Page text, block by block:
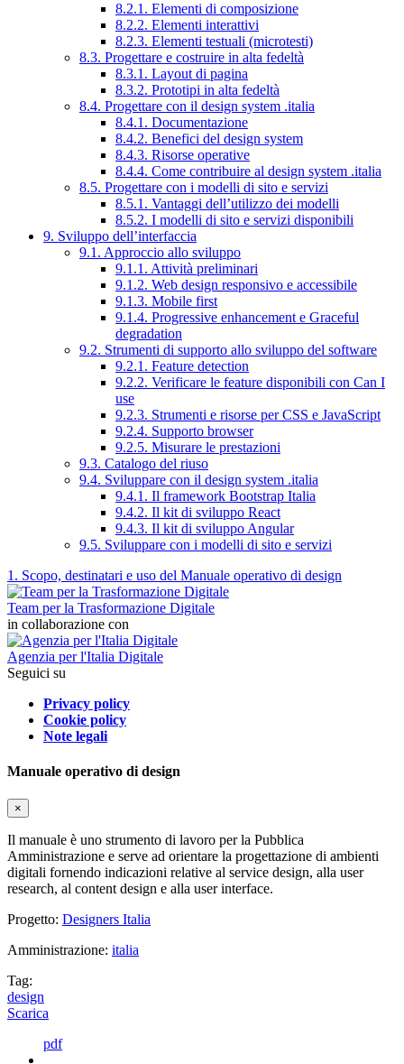
8.2.1. Elementi di composizione
8.2.2. Elementi interattivi
8.2.3. Elementi testuali (microtesti)
8.3. Progettare e costruire in alta fedeltà
8.3.1. Layout di pagina
8.3.2. Prototipi in alta fedeltà
8.4. Progettare con il design system .italia
8.4.1. Documentazione
8.4.2. Benefici del design system
8.4.3. Risorse operative
8.4.4. Come contribuire al design system .italia
8.5. Progettare con i modelli di sito e servizi
8.5.1. Vantaggi dell’utilizzo dei modelli
8.5.2. I modelli di sito e servizi disponibili
9. Sviluppo dell’interfaccia
9.1. Approccio allo sviluppo
9.1.1. Attività preliminari
9.1.2. Web design responsivo e accessibile
9.1.3. Mobile first
9.1.4. Progressive enhancement e Graceful
degradation
9.2. Strumenti di supporto allo sviluppo del software
9.2.1. Feature detection
9.2.2. Verificare le feature disponibili con Can I
use
9.2.3. Strumenti e risorse per CSS e JavaScript
9.2.4. Supporto browser
9.2.5. Misurare le prestazioni
9.3. Catalogo del riuso
9.4. Sviluppare con il design system .italia
9.4.1. Il framework Bootstrap Italia
9.4.2. Il kit di sviluppo React
9.4.3. Il kit di sviluppo Angular
9.5. Sviluppare con i modelli di sito e servizi
1. Scopo, destinatari e uso del Manuale operativo di design
Team per la Trasformazione Digitale
in collaborazione con
Agenzia per l'Italia Digitale
Seguici su
Privacy policy
Cookie policy
Note legali
Manuale operativo di design
×
Il manuale è uno strumento di lavoro per la Pubblica
Amministrazione e serve ad orientare la progettazione di ambienti
digitali fornendo indicazioni relative al service design, alla user
research, al content design e alla user interface.
Progetto: Designers Italia
Amministrazione: italia
Tag:
design
Scarica
pdf